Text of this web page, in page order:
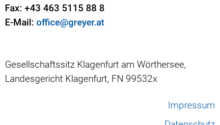
Fax: +43 463 5115 88 8
E-Mail: office@greyer.at
Gesellschaftssitz Klagenfurt am Wörthersee,
Landesgericht Klagenfurt, FN 99532x
Impressum